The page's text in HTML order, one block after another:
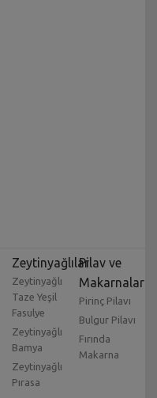
Zeytinyağlılar
Zeytinyağlı
Taze Yeşil
Fasulye
Zeytinyağlı
Bamya
Zeytinyağlı
Pırasa
Pilav ve
Makarnalar
Pirinç Pilavı
Bulgur Pilavı
Fırında
Makarna